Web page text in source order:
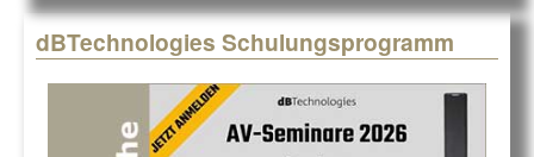
dBTechnologies Schulungsprogramm